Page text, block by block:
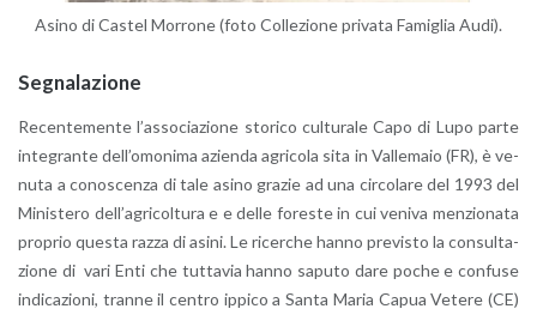
Asino di Ca­stel Mor­ro­ne (foto Col­le­zio­ne pri­va­ta Fa­mi­glia Audi).
Se­gna­la­zio­ne
Re­cen­te­men­te l’as­so­cia­zio­ne sto­ri­co cul­tu­ra­le Capo di Lupo parte
in­te­gran­te del­l’o­mo­ni­ma azien­da agri­co­la sita in Val­le­ma­io (FR), è ve­
nu­ta a co­no­scen­za di tale asino gra­zie ad una cir­co­la­re del 1993 del
Mi­ni­ste­ro del­l’a­gri­col­tu­ra e e delle fo­re­ste in cui ve­ni­va men­zio­na­ta
pro­prio que­sta razza di asini. Le ri­cer­che hanno pre­vi­sto la con­sul­ta­
zio­ne di vari Enti che tut­ta­via hanno sa­pu­to dare poche e con­fu­se
in­di­ca­zio­ni, tran­ne il cen­tro ip­pi­co a Santa Maria Capua Ve­te­re (CE)